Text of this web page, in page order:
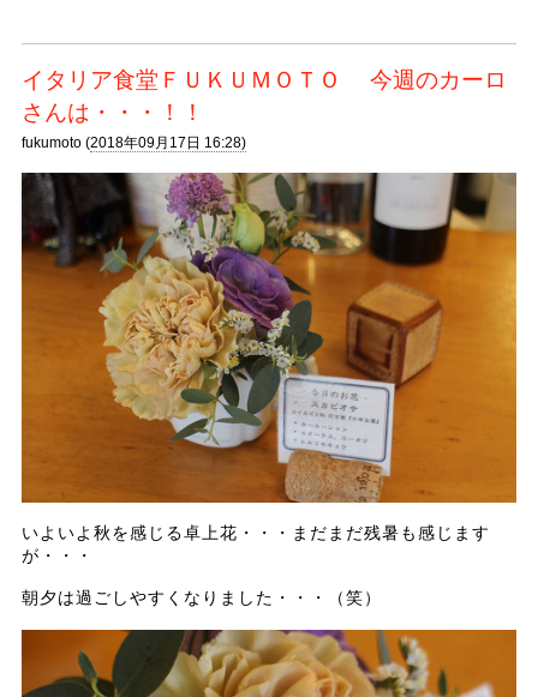
イタリア食堂ＦＵＫＵＭＯＴＯ 今週のカーロ
さんは・・・！！
fukumoto (2018年09月17日 16:28)
いよいよ秋を感じる卓上花・・・まだまだ残暑も感じます
が・・・
朝夕は過ごしやすくなりました・・・（笑）